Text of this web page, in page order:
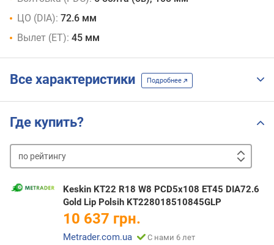
ЦО (DIA): 72.6 мм
Вылет (ET): 45 мм
Все характеристики Подробнее
Где купить?
по
рейтингу от
к
Keskin KT22 R18 W8 PCD5x108 ET45 DIA72.6
Gold Lip Polsih KT228018510845GLP
10 637 грн.
Metrader.com.ua С нами 6 лет